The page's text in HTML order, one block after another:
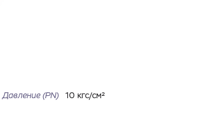
Давление (PN)
10 кгс/см²